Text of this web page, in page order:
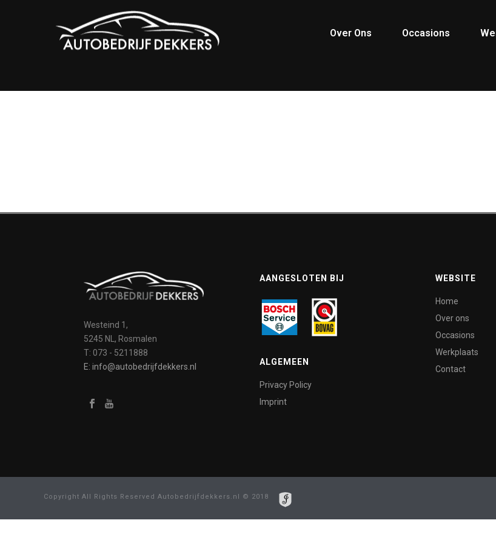
Over Ons Occasions
Westeind 1,
5245 NL, Rosmalen
T: 073 - 5211888
E: info@autobedrijfdekkers.nl
AANGESLOTEN BIJ
ALGEMEEN
Privacy Policy
Imprint
WEBSITE
Home
Over ons
Occasions
Werkplaats
Contact
Copyright All Rights Reserved Autobedrijfdekkers.nl © 2018